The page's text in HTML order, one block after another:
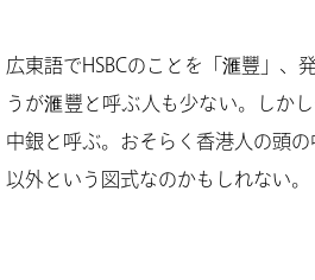
広東語でHSBCのことを「滙豐」、
うが滙豐と呼ぶ人も少ない。しか
中銀と呼ぶ。おそらく香港人の頭の
以外という図式なのかもしれない。